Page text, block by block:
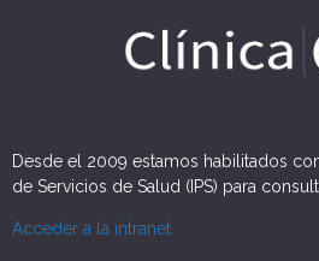
Desde el 2009 estamos habilitados
de Servicios de Salud (IPS) para
Acceder a la intranet